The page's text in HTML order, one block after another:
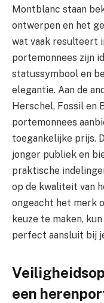
Montblanc staan
ontwerpen en het
wat vaak resulteert
portemonnees zijn
statussymbool en
elegantie. Aan de
Herschel, Fossil en
portemonnees
toegankelijke prijs.
jonger publiek en
praktische
op de kwaliteit van
ongeacht het merk
keuze te maken,
perfect aansluit bij
een